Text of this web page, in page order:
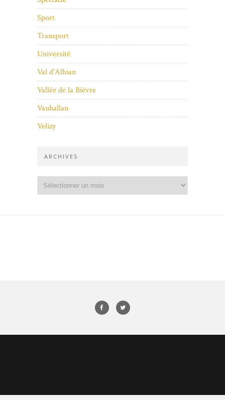
Sport
Transport
Université
Val d'Albian
Vallée de la Bièvre
Vauhallan
Velizy
ARCHIVES